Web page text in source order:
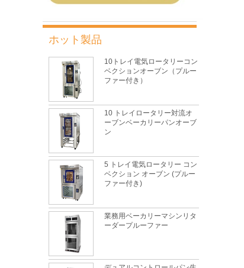
ホット製品
10トレイ電気ロータリーコン
ベクションオーブン（プルー
ファー付き）
10 トレイロータリー対流オ
ーブンベーカリーパンオーブ
ン
5 トレイ電気ロータリー コン
ベクション オーブン (プルー
ファー付き)
業務用ベーカリーマシンリタ
ーダープルーファー